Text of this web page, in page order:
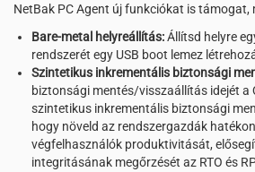
NetBak PC Agent új funkciókat is támogat,
Bare-metal helyreállítás:Állítsd helyre
rendszerét egy USB boot lemez
Szintetikus inkrementális biztonsági
biztonsági mentés/visszaállítás idejét a
szintetikus inkrementális biztonsági
hogy növeld az rendszergazdák
végfelhasználók produktivitását,
integritásának megőrzését az RTO és